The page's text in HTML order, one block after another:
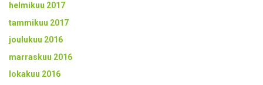
helmikuu 2017
tammikuu 2017
joulukuu 2016
marraskuu 2016
lokakuu 2016